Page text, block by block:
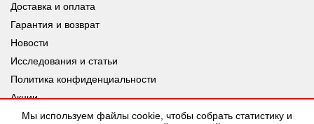
Доставка и оплата
Гарантия и возврат
Новости
Исследования и статьи
Политика конфиденциальности
Акции
Мы используем файлы cookie, чтобы собрать статистику и